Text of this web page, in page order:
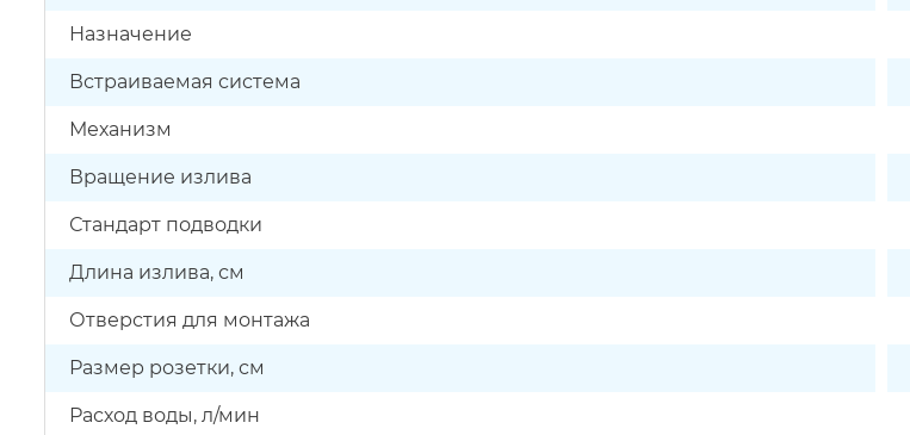
Назначение
Встраиваемая система
Механизм
Вращение излива
Стандарт подводки
Длина излива, см
Отверстия для монтажа
Размер розетки, см
Расход воды, л/мин